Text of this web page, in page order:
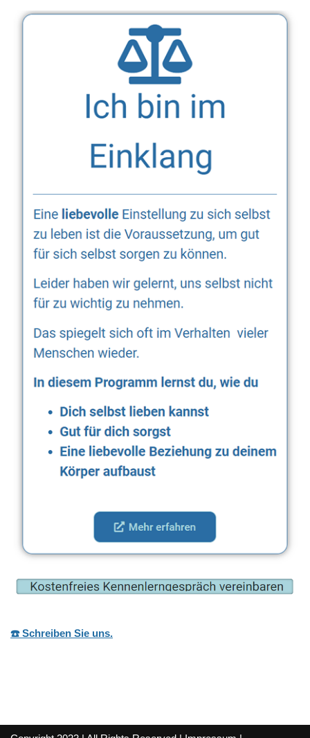
☎️ Schreiben Sie uns.